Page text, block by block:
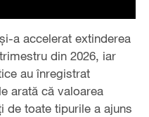
a accelerat extinderea
din 2026, iar
au înregistrat
arată că valoarea
de toate tipurile a ajuns